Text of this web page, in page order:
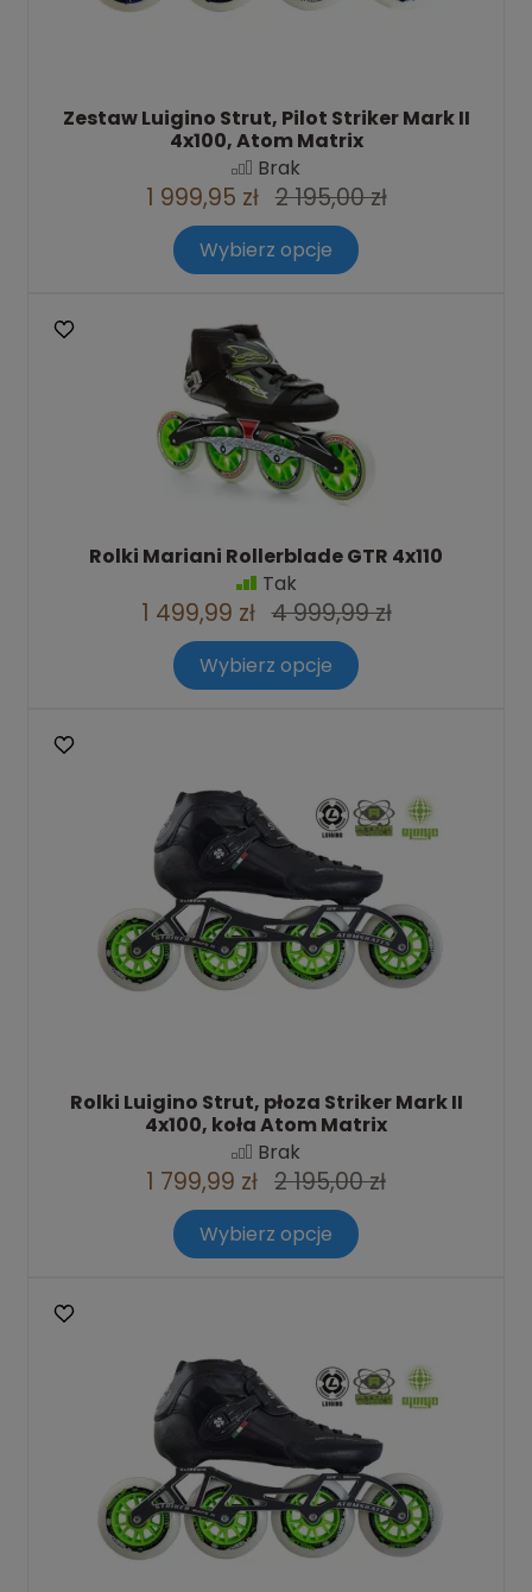
Zestaw Luigino Strut, Pilot Striker Mark II
4x100, Atom Matrix
Brak
1 999,95 zł 2 195,00 zł
Wybierz opcje
Rolki Mariani Rollerblade GTR 4x110
Tak
1 499,99 zł 4 999,99 zł
Wybierz opcje
Rolki Luigino Strut, płoza Striker Mark II
4x100, koła Atom Matrix
Brak
1 799,99 zł 2 195,00 zł
Wybierz opcje